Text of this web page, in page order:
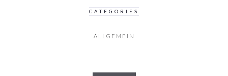
CATEGORIES
ALLGEMEIN